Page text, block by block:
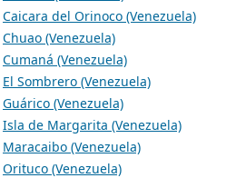
Caicara del Orinoco (Venezuela)
Chuao (Venezuela)
Cumaná (Venezuela)
El Sombrero (Venezuela)
Guárico (Venezuela)
Isla de Margarita (Venezuela)
Maracaibo (Venezuela)
Orituco (Venezuela)